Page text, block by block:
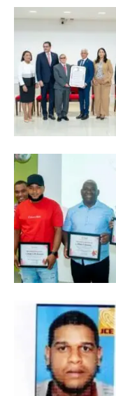
Company
About
Contact us
Subscription Plans
My account